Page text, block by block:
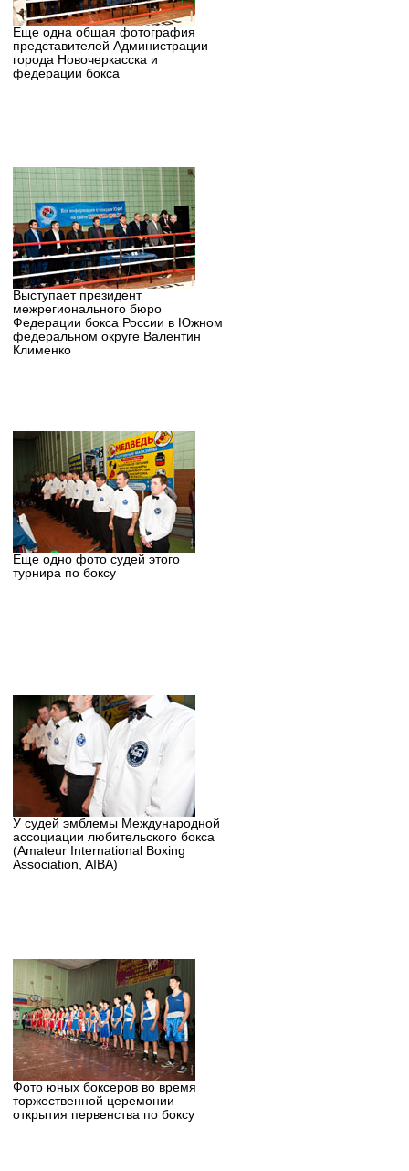
Еще одна общая фотография
представителей Администрации
города Новочеркасска и
федерации бокса
Выступает президент
межрегионального бюро
Федерации бокса России в Южном
федеральном округе Валентин
Клименко
Еще одно фото судей этого
турнира по боксу
У судей эмблемы Международной
ассоциации любительского бокса
(Amateur International Boxing
Association, AIBA)
Фото юных боксеров во время
торжественной церемонии
открытия первенства по боксу